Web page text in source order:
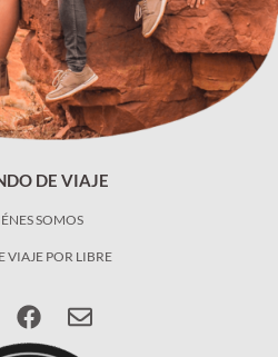
DE VIAJE
SOMOS
VIAJE POR LIBRE